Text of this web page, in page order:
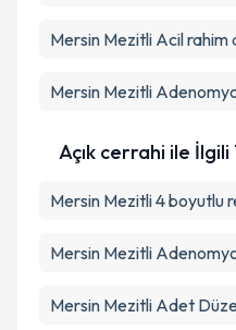
Mersin Mezitli Acil rahim
Mersin Mezitli
Açık cerrahi ile
Mersin Mezitli 4 boyutlu
Mersin Mezitli
Mersin Mezitli Adet